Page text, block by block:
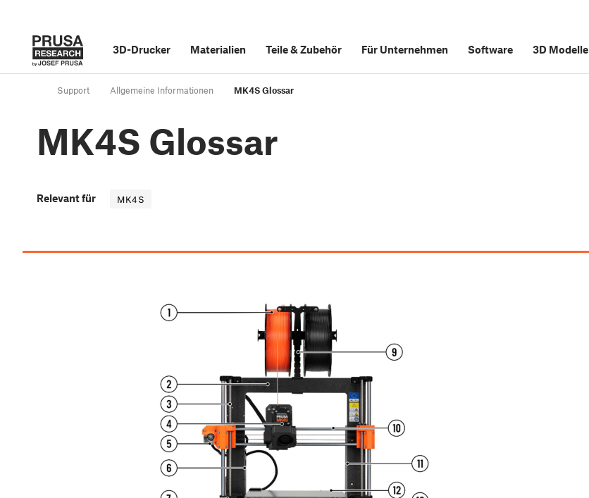
3D-Drucker Materialien Teile&Zubehör Für Unternehmen Software 3D Modelle
Support Allgemeine Informationen MK4S Glossar
MK4S Glossar
Relevant für MK4S